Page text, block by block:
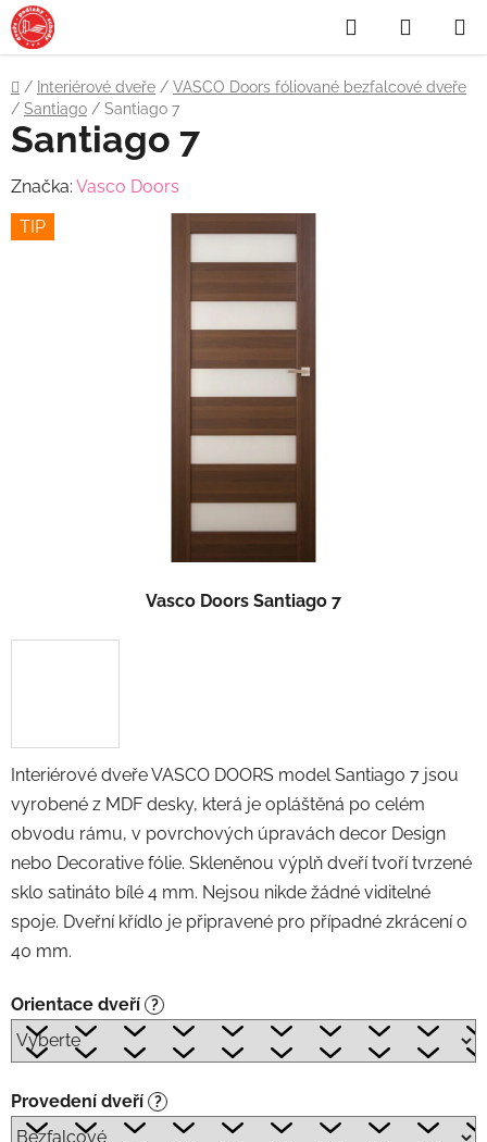
Přejít
na
obsah
Hledat
KOŠÍK
Domů
/ Interiérové dveře / VASCO Doors fóliované bezfalcové dveře
/ Santiago / Santiago 7
Interiérové dveře VASCO DOORS model Santiago 7 jsou
vyrobené z MDF desky, která je opláštěná po celém
obvodu rámu, v povrchových úpravách decor Design
nebo Decorative fólie. Skleněnou výplň dveří tvoří tvrzené
sklo satináto bílé 4 mm. Nejsou nikde žádné viditelné
spoje. Dveřní křídlo je připravené pro případné zkrácení o
40 mm.
Orientace dveří ?
Provedení dveří ?
Santiago 7
Značka: Vasco Doors
TIP
Vasco Doors Santiago 7